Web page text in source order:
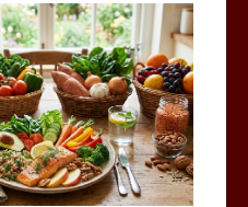
0 10 minutes
Brosse à dents :
comment bien choisir
la vôtre